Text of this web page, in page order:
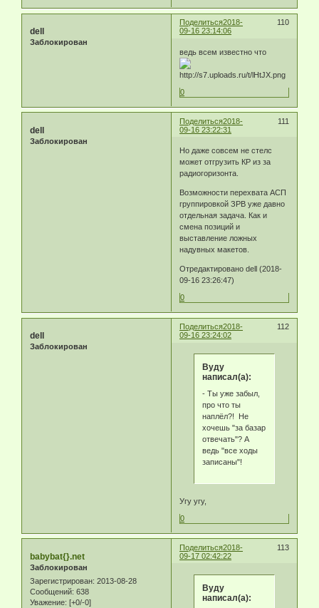
Поделиться 110
2018-
09-16 23:14:06
dell
Заблокирован
ведь всем известно что
0
Поделиться 111
2018-
09-16 23:22:31
dell
Заблокирован
Но даже совсем не стелс
может отгрузить КР из за
радиогоризонта.
Возможности перехвата АСП
группировкой ЗРВ уже давно
отдельная задача. Как и
смена позиций и
выставление ложных
надувных макетов.
Отредактировано dell (2018-
09-16 23:26:47)
0
Поделиться 112
2018-
09-16 23:24:02
dell
Заблокирован
Byду
написал(а):
- Ты уже забыл,
про что ты
наплёл?! Не
хочешь "за базар
отвечать"? А
ведь "все ходы
записаны"!
Угу угу,
0
Поделиться 113
2018-
09-17 02:42:22
babybat{}.net
Заблокирован
Зарегистрирован: 2013-08-28
Сообщений: 638
Уважение: [+0/-0]
Byду
написал(а):